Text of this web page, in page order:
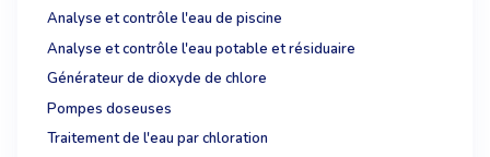
Analyse et contrôle l'eau de piscine
Analyse et contrôle l'eau potable et résiduaire
Générateur de dioxyde de chlore
Pompes doseuses
Traitement de l'eau par chloration